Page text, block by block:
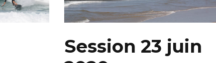
Session 23 juin